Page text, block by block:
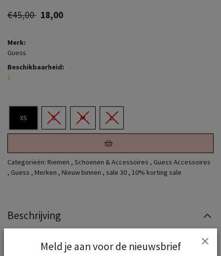
€45,00 18,00
Merk:
Guess
Beschikbaarheid:
1
XS S M L
Categorieën: Riemen , Schoenen & Accessoires , Guess Accessoires
, Guess , Merken , Nieuw binnen , sale 30 , 10% korting sale
Beschrijving
XS=98cmMeld je aan voor de nieuwsbrief